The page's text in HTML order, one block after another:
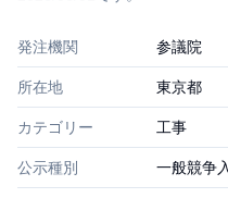
発注機関 参議院
所在地 東京都
カテゴリー 工事
公示種別 一般競争